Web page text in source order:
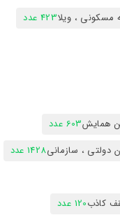
مسکونی ، ویلا423 عدد
همایش603 عدد
دولتی ، سازمانی1428 عدد
کاذب120 عدد